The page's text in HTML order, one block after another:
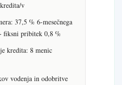
v
37,5 % 6-mesečnega
fiksni pribitek 0,8 %
kredita: 8 menic
vodenja in odobritve